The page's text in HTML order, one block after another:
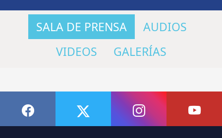
SALA DE PRENSA
AUDIOS
VIDEOS
GALERÍAS